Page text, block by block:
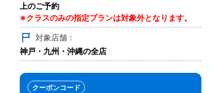
上のご予約
※クラスのみの指定プランは対象外となります。
対象店舗：
神戸・九州・沖縄の全店
クーポンコード